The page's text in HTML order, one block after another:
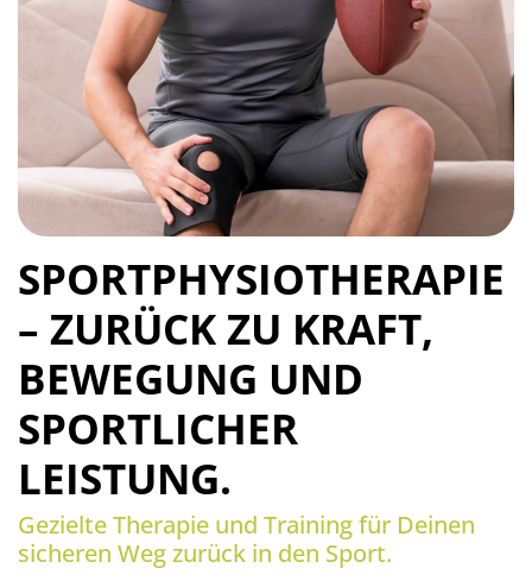
SPORTPHYSIOTHERAPIE
– ZURÜCK ZU KRAFT,
BEWEGUNG UND
SPORTLICHER
LEISTUNG.
Gezielte Therapie und Training für Deinen
sicheren Weg zurück in den Sport.